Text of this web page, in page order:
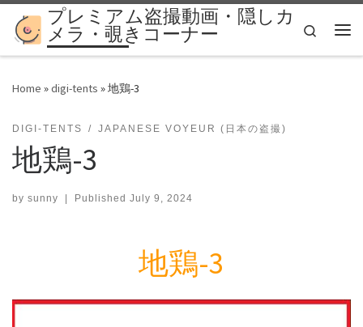
Skip to content
プレミアム盗撮動画・隠しカ
メラ・覗きコーナー
Search
Home »digi-tents »地鶏-3
DIGI-TENTS JAPANESE VOYEUR (日本の盗撮)
地鶏-3
by sunny Published July 9, 2024
地鶏-3